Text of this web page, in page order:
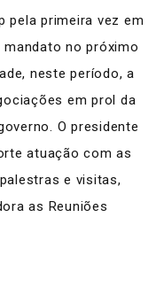
pela primeira vez em
no próximo
neste período, a
em prol da
O presidente
atuação com as
e visitas,
as Reuniões